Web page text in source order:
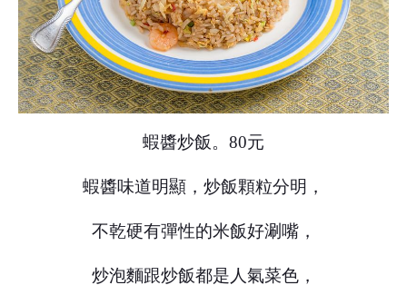
蝦醬炒飯。80元
蝦醬味道明顯，炒飯顆粒分明，
不乾硬有彈性的米飯好涮嘴，
炒泡麵跟炒飯都是人氣菜色，